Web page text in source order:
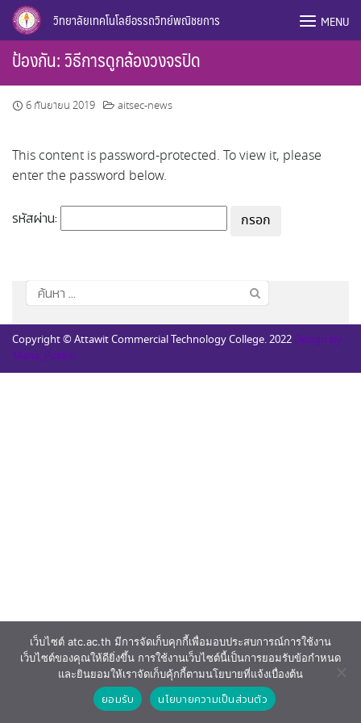
Skip
content
วิทยาลัยเทคโนโลยีอรรถวิทย์พณิชยการ MENU
ป้องกัน: วิธีการดูกล้องวงจรปิด
6 กันยายน 2019 aitsec-news
This content is password-protected. To view it, please
enter the password below.
รหัสผ่าน:
ค้นหา
สำหรับ:
Copyright © Attawit Commercial Technology College. 2022 Design by
Mana_Potion
เว็บไซต์ atc.ac.th มีการจัดเก็บคุกกี้เพื่อมอบประสบการณ์การใช้งาน
เว็บไซต์ของคุณให้ดียิ่งขึ้น การใช้งานเว็บไซต์นี้เป็นการยอมรับข้อกำหนด
และยินยอมให้เราจัดเก็บคุ้กกี้ตามนโยบายที่แจ้งเบื่องต้น
ยอมรับ นโยบายความเป็นส่วนตัว